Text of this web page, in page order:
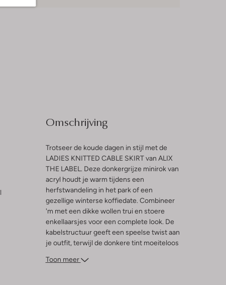
Omschrijving
Trotseer de koude dagen in stijl met de
LADIES KNITTED CABLE SKIRT van ALIX
THE LABEL. Deze donkergrijze minirok van
acryl houdt je warm tijdens een
herfstwandeling in het park of een
gezellige winterse koffiedate. Combineer
'm met een dikke wollen trui en stoere
enkellaarsjes voor een complete look. De
kabelstructuur geeft een speelse twist aan
je outfit, terwijl de donkere tint moeiteloos
wintergarderobe. Perfect voor dames die
Toon meer